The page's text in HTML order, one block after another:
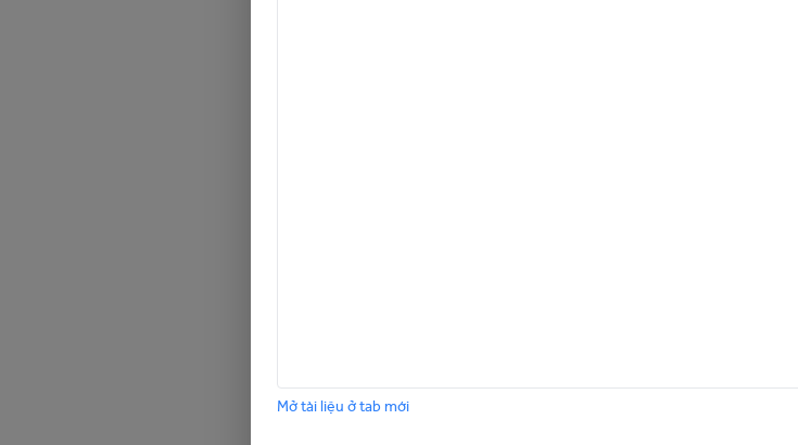
Mở tài liệu ở tab mới